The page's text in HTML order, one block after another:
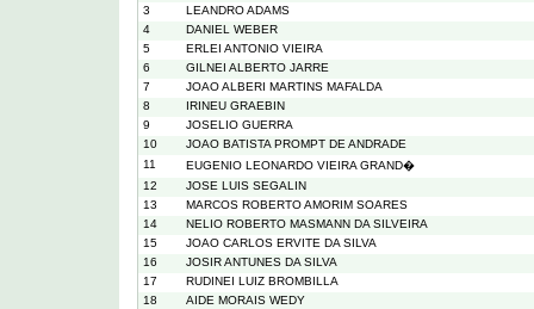
3
LEANDRO ADAMS
4
DANIEL WEBER
5
ERLEI ANTONIO VIEIRA
6
GILNEI ALBERTO JARRE
7
JOAO ALBERI MARTINS MAFALDA
8
IRINEU GRAEBIN
9
JOSELIO GUERRA
10
JOAO BATISTA PROMPT DE ANDRADE
11
EUGENIO LEONARDO VIEIRA GRAND�
12
JOSE LUIS SEGALIN
13
MARCOS ROBERTO AMORIM SOARES
14
NELIO ROBERTO MASMANN DA SILVEIRA
15
JOAO CARLOS ERVITE DA SILVA
16
JOSIR ANTUNES DA SILVA
17
RUDINEI LUIZ BROMBILLA
18
AIDE MORAIS WEDY